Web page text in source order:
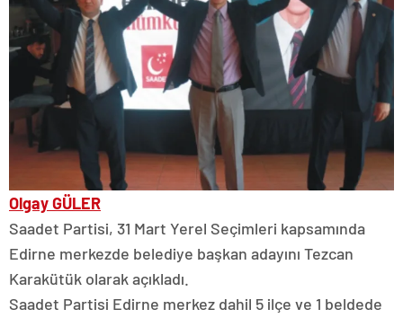
Olgay GÜLER
Saadet Partisi, 31 Mart Yerel Seçimleri kapsamında
Edirne merkezde belediye başkan adayını Tezcan
Karakütük olarak açıkladı.
Saadet Partisi Edirne merkez dahil 5 ilçe ve 1 beldede